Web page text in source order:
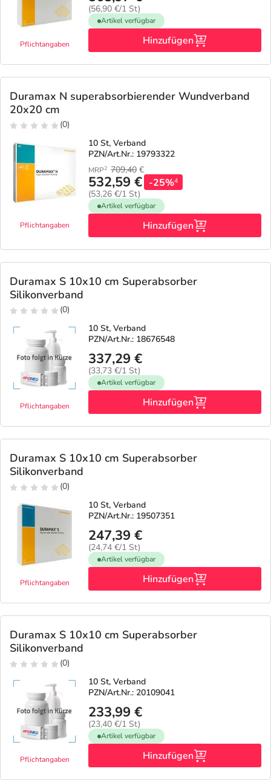
Pflichtangaben
(56,90 €/1 St)
Artikel verfügbar
Hinzufügen
Duramax N superabsorbierender Wundverband
20x20 cm
(0)
Pflichtangaben
10 St, Verband
PZN/Art.Nr.: 19793322
MRP2 709,40 €
532,59 €
(53,26 €/1 St)
-25%4
Artikel verfügbar
Hinzufügen
Duramax S 10x10 cm Superabsorber
Silikonverband
(0)
Pflichtangaben
10 St, Verband
PZN/Art.Nr.: 18676548
337,29 €
(33,73 €/1 St)
Artikel verfügbar
Hinzufügen
Duramax S 10x10 cm Superabsorber
Silikonverband
(0)
Pflichtangaben
10 St, Verband
PZN/Art.Nr.: 19507351
247,39 €
(24,74 €/1 St)
Artikel verfügbar
Hinzufügen
Duramax S 10x10 cm Superabsorber
Silikonverband
(0)
Pflichtangaben
10 St, Verband
PZN/Art.Nr.: 20109041
233,99 €
(23,40 €/1 St)
Artikel verfügbar
Hinzufügen